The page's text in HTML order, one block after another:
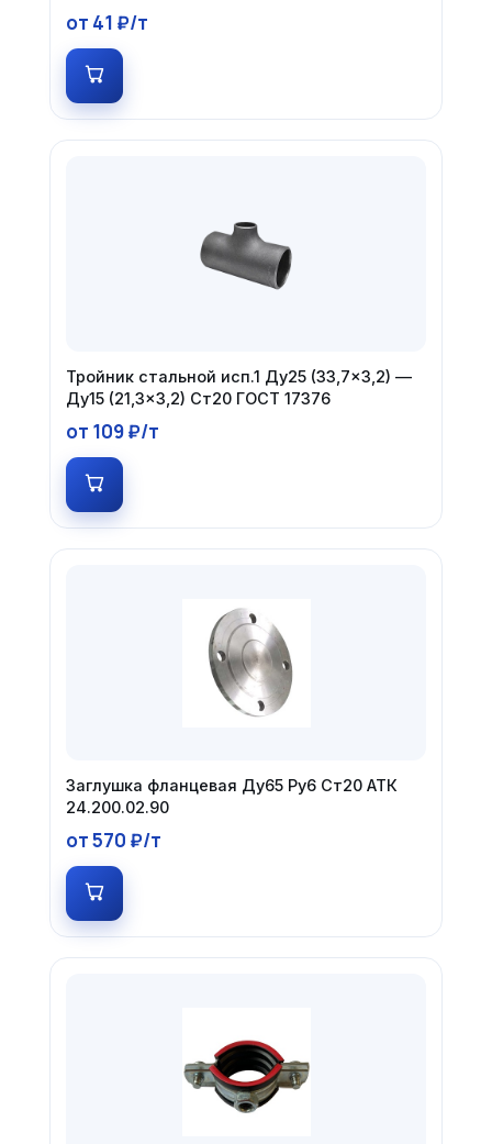
от 41 ₽/т
Тройник стальной исп.1 Ду25 (33,7×3,2) —
Ду15 (21,3×3,2) Ст20 ГОСТ 17376
от 109 ₽/т
Заглушка фланцевая Ду65 Ру6 Ст20 АТК
24.200.02.90
от 570 ₽/т